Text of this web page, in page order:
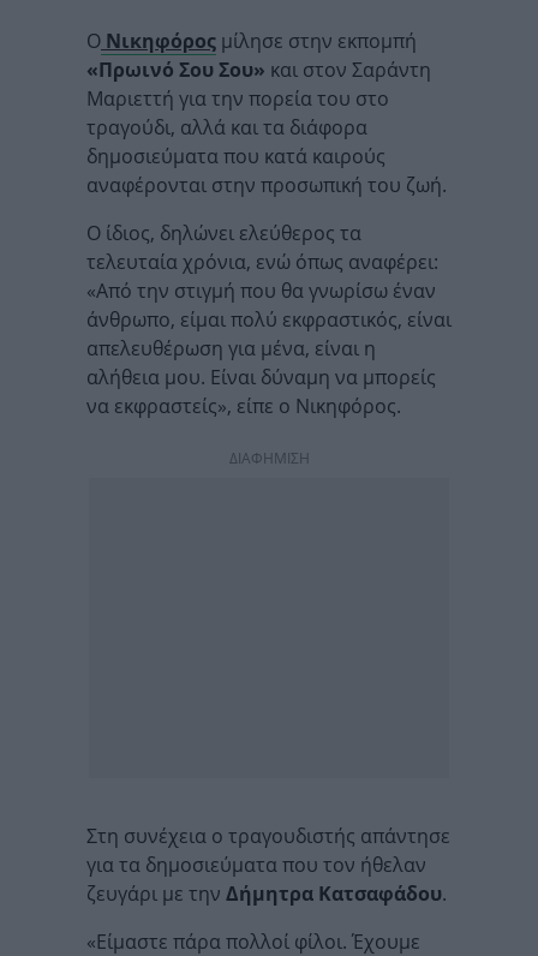
Ο Νικηφόρος μίλησε στην εκπομπή
«Πρωινό Σου Σου» και στον Σαράντη
Μαριεττή για την πορεία του στο
τραγούδι, αλλά και τα διάφορα
δημοσιεύματα που κατά καιρούς
αναφέρονται στην προσωπική του ζωή.
Ο ίδιος, δηλώνει ελεύθερος τα
τελευταία χρόνια, ενώ όπως αναφέρει:
«Από την στιγμή που θα γνωρίσω έναν
άνθρωπο, είμαι πολύ εκφραστικός, είναι
απελευθέρωση για μένα, είναι η
αλήθεια μου. Είναι δύναμη να μπορείς
να εκφραστείς», είπε ο Νικηφόρος.
ΔΙΑΦΗΜΙΣΗ
Στη συνέχεια ο τραγουδιστής απάντησε
για τα δημοσιεύματα που τον ήθελαν
ζευγάρι με την Δήμητρα Κατσαφάδου.
«Είμαστε πάρα πολλοί φίλοι. Έχουμε